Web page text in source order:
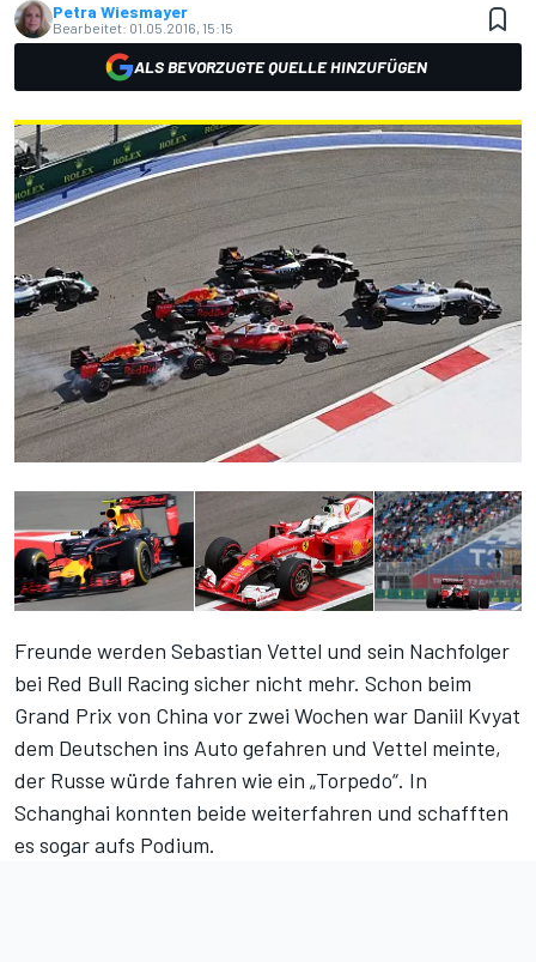
Petra Wiesmayer
Bearbeitet: 01.05.2016, 15:15
ALS BEVORZUGTE QUELLE HINZUFÜGEN
Freunde werden Sebastian Vettel und sein Nachfolger
bei Red Bull Racing sicher nicht mehr. Schon beim
Grand Prix von China vor zwei Wochen war Daniil Kvyat
dem Deutschen ins Auto gefahren und Vettel meinte,
der Russe würde fahren wie ein „Torpedo“. In
Schanghai konnten beide weiterfahren und schafften
es sogar aufs Podium.